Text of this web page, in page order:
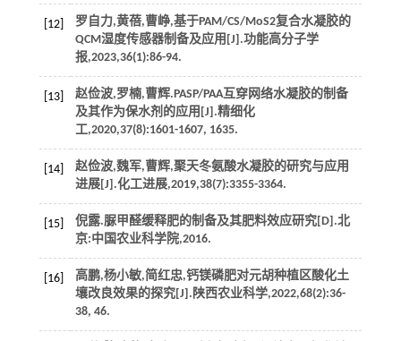
[12]
罗自力,黄蓓,曹峥,基于PAM/CS/MoS2复合水凝胶的
QCM湿度传感器制备及应用[J].功能高分子学
报,2023,36(1):86-94.
[13]
赵俭波,罗楠,曹辉.PASP/PAA互穿网络水凝胶的制备
及其作为保水剂的应用[J].精细化
工,2020,37(8):1601-1607, 1635.
[14]
赵俭波,魏军,曹辉,聚天冬氨酸水凝胶的研究与应用
进展[J].化工进展,2019,38(7):3355-3364.
[15]
倪露.脲甲醛缓释肥的制备及其肥料效应研究[D].北
京:中国农业科学院,2016.
[16]
高鹏,杨小敏,简红忠,钙镁磷肥对元胡种植区酸化土
壤改良效果的探究[J]. 陕西农业科学,2022,68(2):36-
38, 46.